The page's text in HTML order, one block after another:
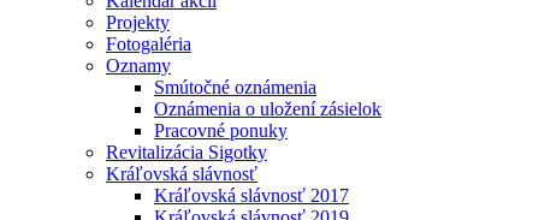
Projekty
Fotogaléria
Oznamy
Smútočné oznámenia
Oznámenia o uložení zásielok
Pracovné ponuky
Revitalizácia Sigotky
Kráľovská slávnosť
Kráľovská slávnosť 2017